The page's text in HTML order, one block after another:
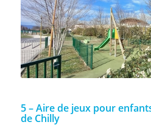
5 – Aire de jeux pour
de Chilly